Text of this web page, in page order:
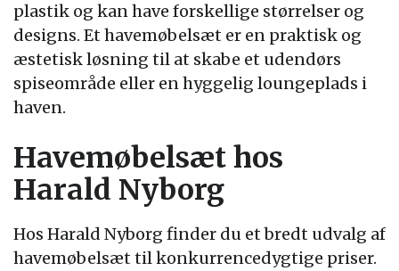
plastik og kan have forskellige størrelser og
designs. Et havemøbelsæt er en praktisk og
æstetisk løsning til at skabe et udendørs
spiseområde eller en hyggelig loungeplads i
haven.
Havemøbelsæt hos
Harald Nyborg
Hos Harald Nyborg finder du et bredt udvalg af
havemøbelsæt til konkurrencedygtige priser.